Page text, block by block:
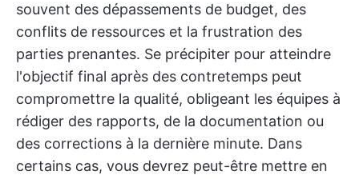
souvent des dépassements de budget, des
conflits de ressources et la frustration des
parties prenantes. Se précipiter pour atteindre
l'objectif final après des contretemps peut
compromettre la qualité, obligeant les équipes à
rédiger des rapports, de la documentation ou
des corrections à la dernière minute. Dans
certains cas, vous devrez peut-être mettre en